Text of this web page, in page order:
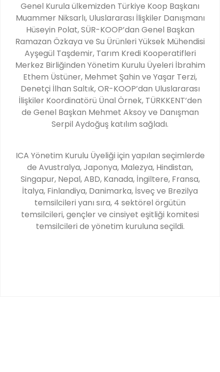
Genel Kurula ülkemizden Türkiye Koop Başkanı
Muammer Niksarlı, Uluslararası İlişkiler Danışmanı
Hüseyin Polat, SÜR-KOOP’dan Genel Başkan
Ramazan Özkaya ve Su Ürünleri Yüksek Mühendisi
Ayşegül Taşdemir, Tarım Kredi Kooperatifleri
Merkez Birliğinden Yönetim Kurulu Üyeleri İbrahim
Ethem Üstüner, Mehmet Şahin ve Yaşar Terzi,
Denetçi İlhan Saltık, OR-KOOP’dan Uluslararası
İlişkiler Koordinatörü Ünal Örnek, TÜRKKENT’den
de Genel Başkan Mehmet Aksoy ve Danışman
Serpil Aydoğuş katılım sağladı.
ICA Yönetim Kurulu Üyeliği için yapılan seçimlerde
de Avustralya, Japonya, Malezya, Hindistan,
Singapur, Nepal, ABD, Kanada, İngiltere, Fransa,
İtalya, Finlandiya, Danimarka, İsveç ve Brezilya
temsilcileri yanı sıra, 4 sektörel örgütün
temsilcileri, gençler ve cinsiyet eşitliği komitesi
temsilcileri de yönetim kuruluna seçildi.